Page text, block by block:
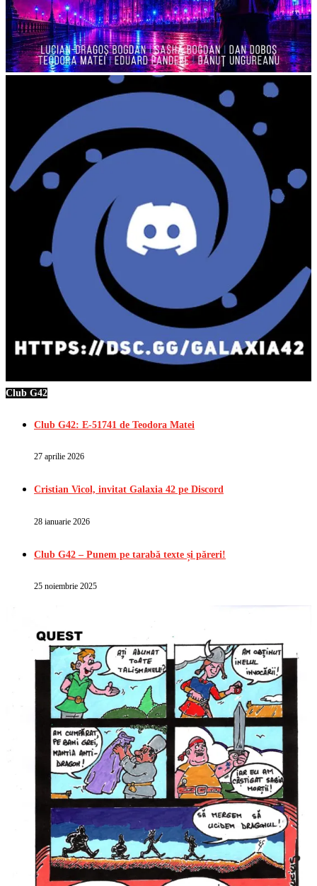
Club G42
Club G42: E-51741 de Teodora Matei
27 aprilie 2026
Cristian Vicol, invitat Galaxia 42 pe Discord
28 ianuarie 2026
Club G42 – Punem pe tarabă texte și păreri!
25 noiembrie 2025